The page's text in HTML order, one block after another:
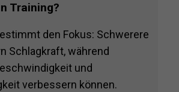
Training?
den Fokus: Schwerere
Schlagkraft, während
und
verbessern können.